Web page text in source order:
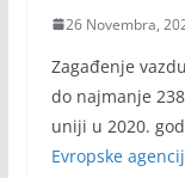
26 Novembra,
Zagađenje
do najmanje
uniji u 2020.
Evropske